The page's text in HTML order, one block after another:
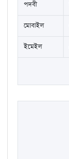
পদবী
মোবাইল
ইমেইল